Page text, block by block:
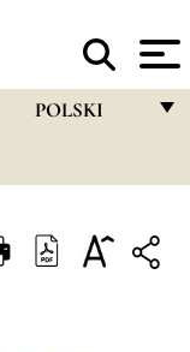
POLSKI
ITALIANO